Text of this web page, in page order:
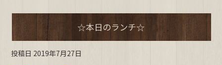
☆本日のランチ☆
投稿日 2019年7月27日